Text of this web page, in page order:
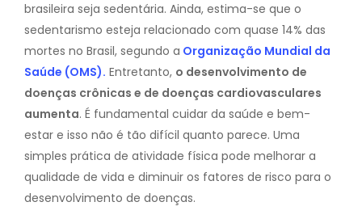
brasileira seja sedentária. Ainda, estima-se que o
sedentarismo esteja relacionado com quase 14% das
mortes no Brasil, segundo a Organização Mundial da
Saúde (OMS). Entretanto, o desenvolvimento de
doenças crônicas e de doenças cardiovasculares
aumenta. É fundamental cuidar da saúde e bem-
estar e isso não é tão difícil quanto parece. Uma
simples prática de atividade física pode melhorar a
qualidade de vida e diminuir os fatores de risco para o
desenvolvimento de doenças.